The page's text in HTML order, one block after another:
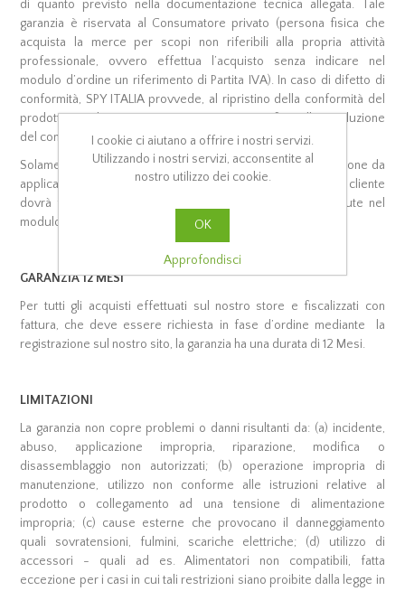
di quanto previsto nella documentazione tecnica allegata. Tale
garanzia è riservata al Consumatore privato (persona fisica che
acquista la merce per scopi non riferibili alla propria attività
professionale, ovvero effettua l’acquisto senza indicare nel
modulo d’ordine un riferimento di Partita IVA). In caso di difetto di
conformità, SPY ITALIA provvede, al ripristino della conformità del
prodotto mediante riparazione/sostituzione, fino alla risoluzione
del contratto.
Solamente a seguito del rilascio di un numero di autorizzazione da
applicare sul modulo RMA (scaricabile sul nostro sito), il cliente
dovrà far pervenire il bene seguendo le istruzioni contenute nel
modulo stesso.
GARANZIA 12 MESI
Per tutti gli acquisti effettuati sul nostro store e fiscalizzati con
fattura, che deve essere richiesta in fase d’ordine mediante la
registrazione sul nostro sito, la garanzia ha una durata di 12 Mesi.
LIMITAZIONI
La garanzia non copre problemi o danni risultanti da: (a) incidente,
abuso, applicazione impropria, riparazione, modifica o
disassemblaggio non autorizzati; (b) operazione impropria di
manutenzione, utilizzo non conforme alle istruzioni relative al
prodotto o collegamento ad una tensione di alimentazione
impropria; (c) cause esterne che provocano il danneggiamento
quali sovratensioni, fulmini, scariche elettriche; (d) utilizzo di
accessori - quali ad es. Alimentatori non compatibili, fatta
eccezione per i casi in cui tali restrizioni siano proibite dalla legge in
I cookie ci aiutano a offrire i nostri servizi.
Utilizzando i nostri servizi, acconsentite al
nostro utilizzo dei cookie.
OK
Approfondisci